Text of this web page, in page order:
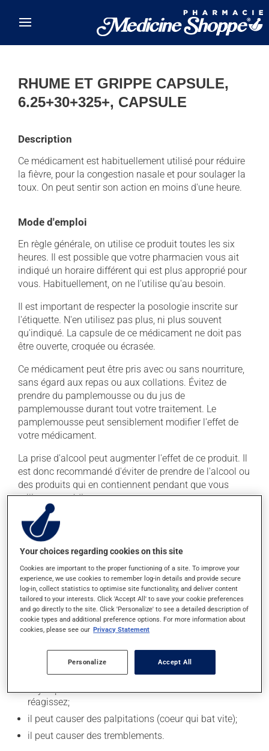
RHUME ET GRIPPE CAPSULE,
6.25+30+325+, CAPSULE
Description
Ce médicament est habituellement utilisé pour réduire
la fièvre, pour la congestion nasale et pour soulager la
toux. On peut sentir son action en moins d'une heure.
Mode d'emploi
En règle générale, on utilise ce produit toutes les six
heures. Il est possible que votre pharmacien vous ait
indiqué un horaire différent qui est plus approprié pour
vous. Habituellement, on ne l'utilise qu'au besoin.
Il est important de respecter la posologie inscrite sur
l'étiquette. N'en utilisez pas plus, ni plus souvent
qu'indiqué. La capsule de ce médicament ne doit pas
être ouverte, croquée ou écrasée.
Ce médicament peut être pris avec ou sans nourriture,
sans égard aux repas ou aux collations. Évitez de
prendre du pamplemousse ou du jus de
pamplemousse durant tout votre traitement. Le
pamplemousse peut sensiblement modifier l'effet de
votre médicament.
La prise d'alcool peut augmenter l'effet de ce produit. Il
est donc recommandé d'éviter de prendre de l'alcool ou
des produits qui en contiennent pendant que vous
utilisez ce médicament.
Effets indésirables
En plus de ses effets recherchés, ce produit peut à
l'occasion entraîner certains effets indésirables (effets
secondaires), notamment :
il peut rendre la bouche sèche;
il peut causer des étourdissements - levez-vous
lentement et soyez prudent avant de prendre le
il peut causer une fatigue inhabituelle;
il peut parfois endormir ou empêcher de dormir! -
soyez prudent avant de savoir comment VOUS
réagissez;
il peut causer des palpitations (coeur qui bat vite);
il peut causer des tremblements.
Your choices regarding cookies on this site
Cookies are important to the proper functioning of a site. To improve your
experience, we use cookies to remember log-in details and provide secure
log-in, collect statistics to optimise site functionality, and deliver content
tailored to your interests. Click 'Accept All' to save your cookie preferences
and go directly to the site. Click 'Personalize' to see a detailed description of
cookie types and additional preference options. For more information about
cookies, please see our Privacy Statement
Personalize Accept All